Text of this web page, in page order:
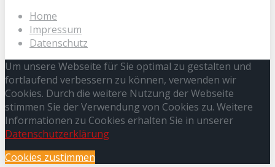
Home
Impressum
Datenschutz
Um unsere Webseite für Sie optimal zu gestalten und
fortlaufend verbessern zu können, verwenden wir
Cookies. Durch die weitere Nutzung der Webseite
stimmen Sie der Verwendung von Cookies zu. Weitere
Informationen zu Cookies erhalten Sie in unserer
Datenschutzerklärung
Cookies zustimmen